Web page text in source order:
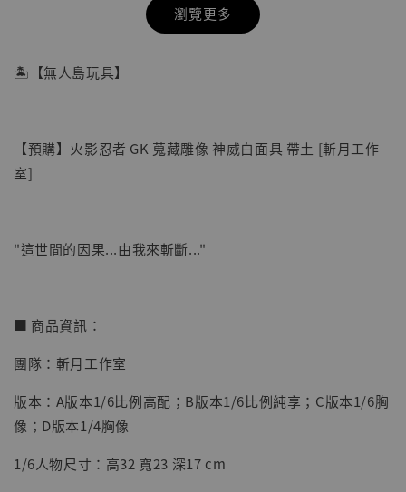
明紀念款 [奇蹟工作室]
NT$ 5,580
瀏覽更多
🏝【無人島玩具】
【預購】火影忍者 GK 蒐藏雕像 神威白面具 帶土 [斬月工作
室]
"這世間的因果...由我來斬斷..."
■ 商品資訊：
團隊：斬月工作室
版本：A版本1/6比例高配；B版本1/6比例純享；C版本1/6胸
像；D版本1/4胸像
1/6人物尺寸：高32 寬23 深17 cm